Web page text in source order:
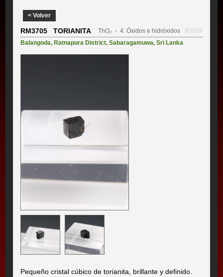
< Volver
RM3705 TORIANITA ThO₂ - 4. Óxidos e hidróxidos
#3084
Balangoda, Ratnapura District,Sabaragamuwa,Sri Lanka
Pequeño cristal cúbico de torianita, brillante y definido.